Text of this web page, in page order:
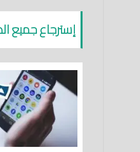
إسترجاع جميع